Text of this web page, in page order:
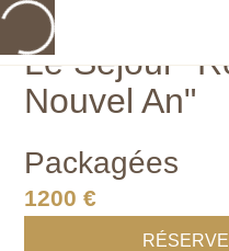
Le Séjour
Nouvel An"
Packagées
1200 €